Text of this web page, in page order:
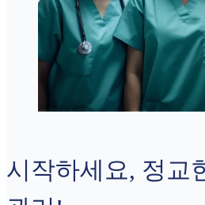
시작하세요, 정교